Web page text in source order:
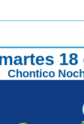
Chontico